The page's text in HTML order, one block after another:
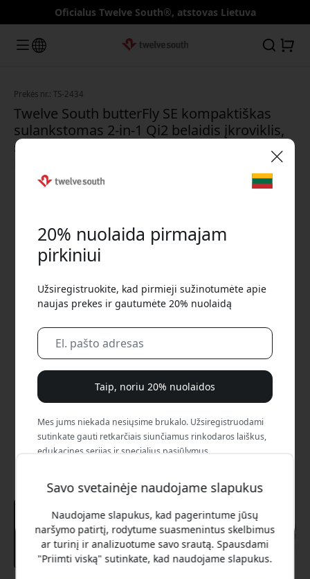
Oficialus Twelve South®, atstovas Lietuva
Prekės nr.: TS-2434
Twelve South butterFly SE kompaktiškas
sulankstomas 2-in-1 Qi2 belaidis įkroviklis,
skirtas iPhone, Apple Watch ir AirPods -
Savo svetainėje naudojame slapukus
Naudojame slapukus, kad pagerintume jūsų
naršymo patirtį, rodytume suasmenintus skelbimus
ar turinį ir analizuotume savo srautą. Spausdami
"Priimti viską" sutinkate, kad naudojame slapukus.
20% nuolaida pirmajam
pirkiniui
Užsiregistruokite, kad pirmieji sužinotumėte apie
naujas prekes ir gautumėte 20% nuolaidą
Taip, noriu 20% nuolaidos
Mes jums niekada nesiųsime brukalo. Užsiregistruodami
sutinkate gauti retkarčiais siunčiamus rinkodaros laiškus,
edukacines serijas ir specialius pasiūlymus.
Ne, aš verčiau mokėčiau visą kainą.
🎉 Jūsų nuolaidos kodas:
Norėdami gauti 20% nuolaidą, naudokite šį kodą
atsiskaitydami.